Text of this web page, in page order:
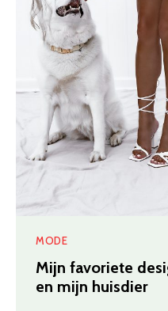
MODE
Mijn favoriete
en mijn huisdier